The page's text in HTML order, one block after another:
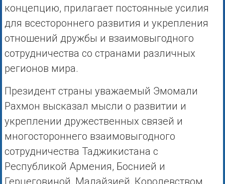
концепцию, прилагает постоянные усилия
для всестороннего развития и укрепления
отношений дружбы и взаимовыгодного
сотрудничества со странами различных
регионов мира.
Президент страны уважаемый Эмомали
Рахмон высказал мысли о развитии и
укреплении дружественных связей и
многостороннего взаимовыгодного
сотрудничества Таджикистана с
Республикой Армения, Боснией и